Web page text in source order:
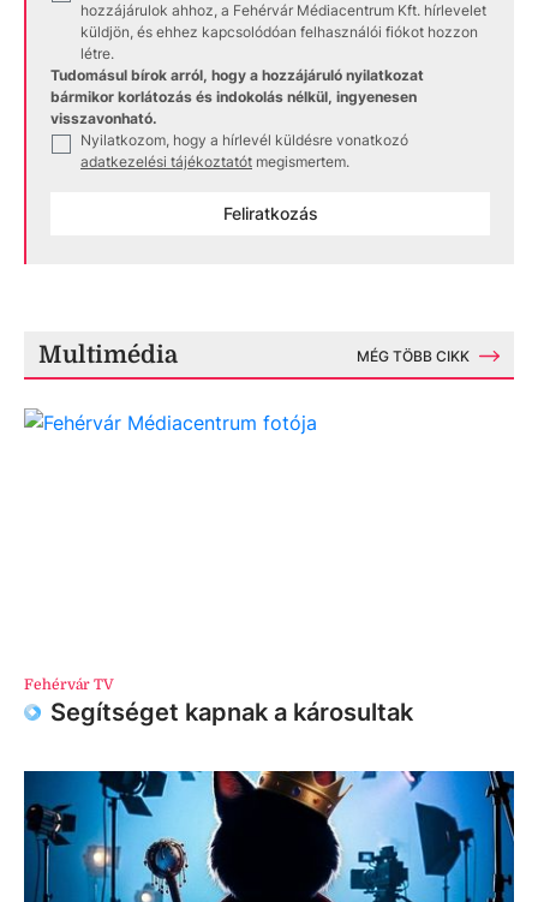
hozzájárulok ahhoz, a Fehérvár Médiacentrum Kft. hírlevelet
küldjön, és ehhez kapcsolódóan felhasználói fiókot hozzon
létre.
Tudomásul bírok arról, hogy a hozzájáruló nyilatkozat
bármikor korlátozás és indokolás nélkül, ingyenesen
visszavonható.
Nyilatkozom, hogy a hírlevél küldésre vonatkozó
adatkezelési tájékoztatót megismertem.
Feliratkozás
Multimédia MÉG TÖBB CIKK
Fehérvár TV
Segítséget kapnak a károsultak